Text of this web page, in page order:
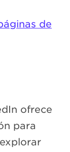
de
ofrece
para